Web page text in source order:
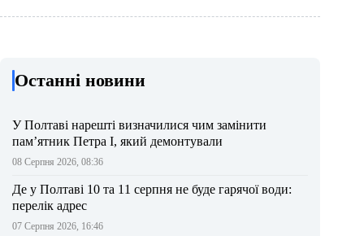
Останні новини
У Полтаві нарешті визначилися чим замінити
пам’ятник Петра І, який демонтували
08 Серпня 2026, 08:36
Де у Полтаві 10 та 11 серпня не буде гарячої води:
перелік адрес
07 Серпня 2026, 16:46